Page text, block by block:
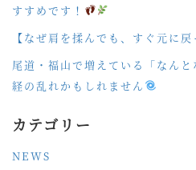
すすめです！
【なぜ肩を揉んでも、すぐ元に戻
尾道・福山で増えている「なん
経の乱れかもしれません
カテゴリー
NEWS